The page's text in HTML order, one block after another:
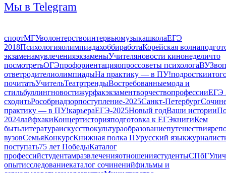
Мы в Telegram
спортМГУволонтерствоинтервьюмузыкашколаЕГЭ
2018ПсихологияолимпиадахоббиработаКорейская волна
экзаменамувлеченияэкзаменыУчителяновости кинонеделичто
посмотретьОГЭпрофориентацияопроссоветы психологаВУЗ
ответродителиолимпиадыНа практику — в ПУ!подростки
почитатьУчительТеатртрендыВостребованныемода и
стильбуллингновостижурфакэкзаментворчествопрофессииЕГЭ
сходитьРособрнадзорпоступление-2025Санкт-Петербург
практику — в ПУ!карьераЕГЭ-2025Новый годВаши истории
2024лайфхакиКонцертисторияподготовка к ЕГЭкнигиКем
бытьлитератураискусствокультураобразованиепутешествия
вузовСемьяКонкурсКнижная полка ПУрусский язык
поступать75 лет ПобедыКаталог
профессийстудентамразвлеченияотношениястудентыСПбГУ
опытисследованиекаталог сочиненийфильмы и